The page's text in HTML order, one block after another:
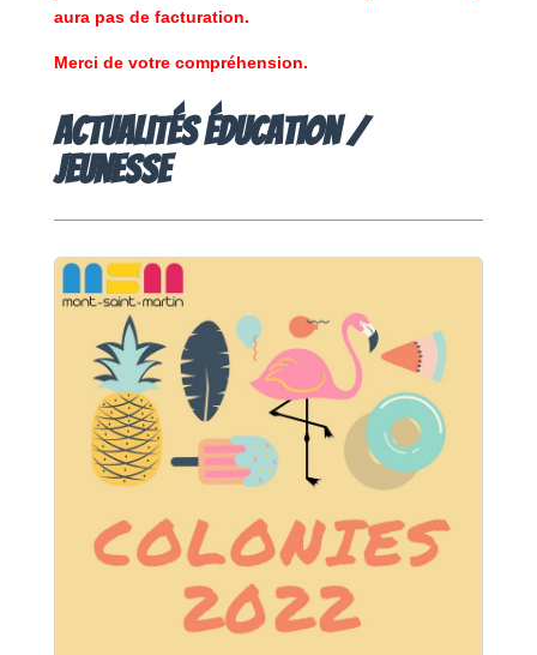
aura pas de facturation.
Merci de votre compréhension.​
Actualités éducation /
Jeunesse